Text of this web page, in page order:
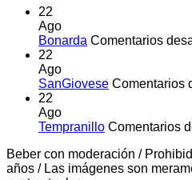
22
Ago
Bonarda Comentarios
22
Ago
SanGiovese Comentarios
22
Ago
Tempranillo Comentarios
Beber con moderación /
años / Las imágenes son